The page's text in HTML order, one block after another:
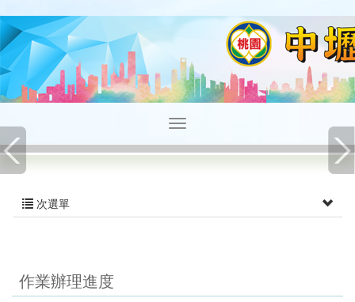
次選單
作業辦理進度